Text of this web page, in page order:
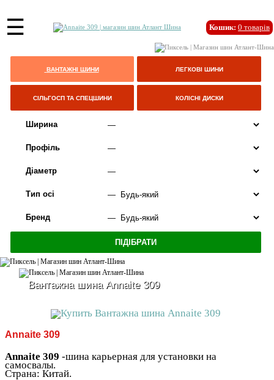
☰ Кошик: 0 товарів
ВАНТАЖНІ ШИНИ ЛЕГКОВІ ШИНИ
СІЛЬГОСП ТА СПЕЦШИНИ КОЛІСНІ ДИСКИ
Ширина
Профіль
Діаметр
Тип осі
Бренд
Вантажна шина Annaite 309
Annaite 309
Annaite 309 -шина карьерная для установки на
самосвалы.
Страна: Китай.